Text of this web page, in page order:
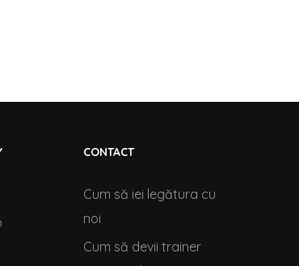
CONTACT
Cum să iei legătura cu
noi
Cum să devii trainer